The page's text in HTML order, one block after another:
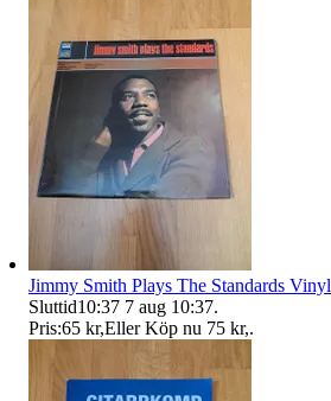
Jimmy Smith Plays The Standards Vinyl
Sluttid10:37 7 aug 10:37.
Pris:65 kr,Eller Köp nu 75 kr,.